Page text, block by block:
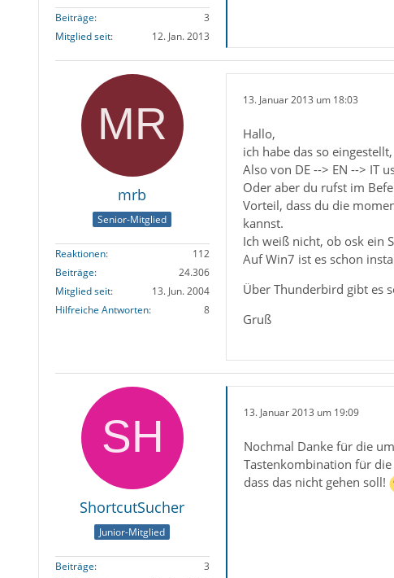
Beiträge
3
Mitglied seit
12. Jan. 2013
mrb
Senior-Mitglied
Reaktionen
112
Beiträge
24.306
Mitglied seit
13. Jun. 2004
Hilfreiche Antworten
8
13. Januar 2013 um 18:03
Hallo,
ich habe das so
Also von DE --> EN --> IT
Oder aber du rufst im
Vorteil, dass du die
kannst.
Ich weiß nicht, ob osk ein
Auf Win7 ist es schon
Über Thunderbird gibt es
Gruß
ShortcutSucher
Junior-Mitglied
Beiträge
3
13. Januar 2013 um 19:09
Nochmal Danke für die
Tastenkombination für
dass das nicht gehen soll!